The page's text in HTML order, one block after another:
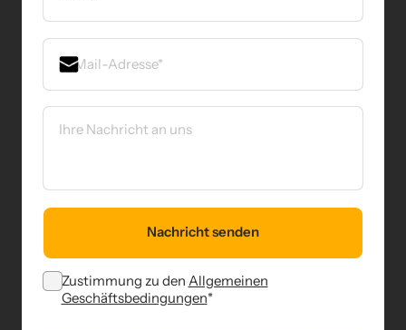
Nachricht senden
Zustimmung zu den Allgemeinen
Geschäftsbedingungen(opens in new tab)
*